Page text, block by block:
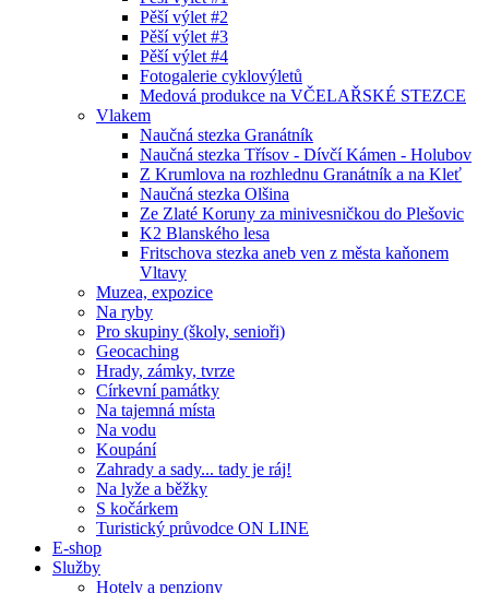
Pěší výlet #2
Pěší výlet #3
Pěší výlet #4
Fotogalerie cyklovýletů
Medová produkce na VČELAŘSKÉ STEZCE
Vlakem
Naučná stezka Granátník
Naučná stezka Třísov - Dívčí Kámen - Holubov
Z Krumlova na rozhlednu Granátník a na Kleť
Naučná stezka Olšina
Ze Zlaté Koruny za minivesničkou do Plešovic
K2 Blanského lesa
Fritschova stezka aneb ven z města kaňonem
Vltavy
Muzea, expozice
Na ryby
Pro skupiny (školy, senioři)
Geocaching
Hrady, zámky, tvrze
Církevní památky
Na tajemná místa
Na vodu
Koupání
Zahrady a sady... tady je ráj!
Na lyže a běžky
S kočárkem
Turistický průvodce ON LINE
E-shop
Služby
Hotely a penziony